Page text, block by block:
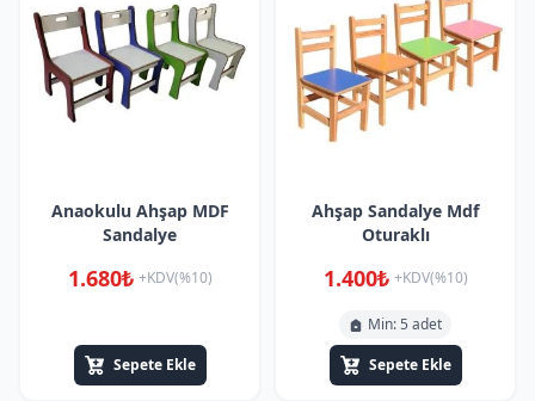
Anaokulu Ahşap MDF
Sandalye
1.680₺ +KDV(%10)
Sepete Ekle
Ahşap Sandalye Mdf
Oturaklı
1.400₺ +KDV(%10)
Min: 5 adet
Sepete Ekle